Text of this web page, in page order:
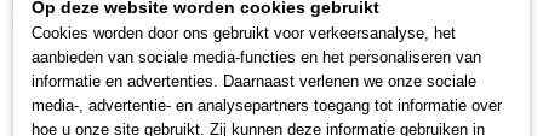
Draaideur linnenkasten Swiss wit spiegeldeuren met laden
Op deze website worden cookies gebruikt
Cookies worden door ons gebruikt voor verkeersanalyse, het
aanbieden van sociale media-functies en het personaliseren van
informatie en advertenties. Daarnaast verlenen we onze sociale
media-, advertentie- en analysepartners toegang tot informatie over
hoe u onze site gebruikt. Zij kunnen deze informatie gebruiken in